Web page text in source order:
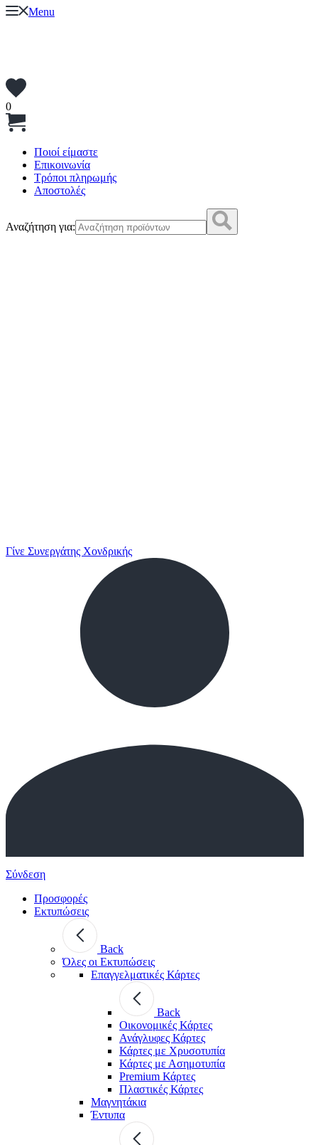
Menu
0
Ποιοί είμαστε
Επικοινωνία
Τρόποι πληρωμής
Αποστολές
Αναζήτηση για:
Γίνε Συνεργάτης Χονδρικής
Σύνδεση
Προσφορές
Εκτυπώσεις
Back
Όλες οι Εκτυπώσεις
Επαγγελματικές Κάρτες
Back
Οικονομικές Κάρτες
Ανάγλυφες Κάρτες
Κάρτες με Χρυσοτυπία
Κάρτες με Ασημοτυπία
Premium Κάρτες
Πλαστικές Κάρτες
Μαγνητάκια
Έντυπα